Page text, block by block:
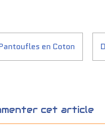
en Coton
cet article